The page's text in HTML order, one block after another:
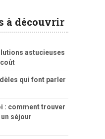
à découvrir
astucieuses
qui font parler
: comment trouver
un séjour